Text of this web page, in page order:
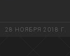
28 НОЯБРЯ 2018 Г.